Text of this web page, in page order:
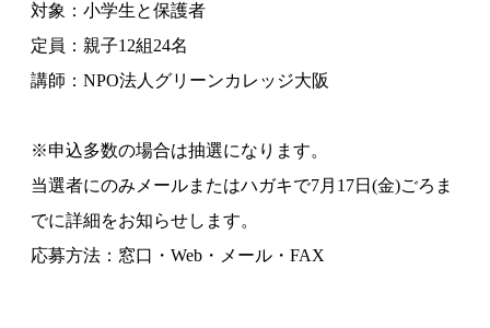
対象：小学生と保護者
定員：親子12組24名
講師：NPO法人グリーンカレッジ大阪
※申込多数の場合は抽選になります。
当選者にのみメールまたはハガキで7月17日(金)ごろま
でに詳細をお知らせします。
応募方法：窓口・Web・メール・FAX